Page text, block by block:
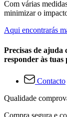
Com várias
minimizar o
Aqui encontrarás
Precisas de ajuda
responder às tuas
Contacto
Qualidade
Compra segura e